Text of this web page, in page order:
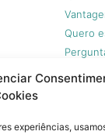
experiências,
Quero